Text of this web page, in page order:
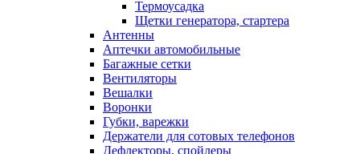
Термоусадка
Щетки генератора, стартера
Антенны
Аптечки автомобильные
Багажные сетки
Вентиляторы
Вешалки
Воронки
Губки, варежки
Держатели для сотовых телефонов
Дефлекторы, спойлеры